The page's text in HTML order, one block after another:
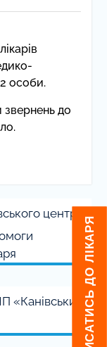
особи.
звернень до
центру
«Канівський
ЯК ЗАПИСАТИСЬ ДО ЛІКАРЯ